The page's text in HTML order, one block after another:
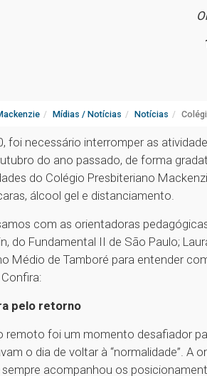
Mídias / Notícias Notícias
foi necessário interromper as
do ano passado, de forma
do Colégio Presbiteriano
álcool gel e distanciamento.
com as orientadoras
do Fundamental II de São Paulo;
Médio de Tamboré para entender
pelo retorno
remoto foi um momento desafiador
o dia de voltar à “normalidade”. A
sempre acompanhou os